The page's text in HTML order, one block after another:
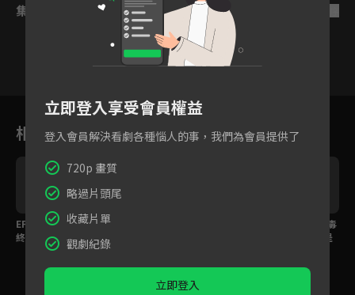
集數列表
33 34 35
相關花絮
EP37預告：劇情邁向最
終章，命運多舛張仲景
將被處死...
EP27預告：是誰痛下毒
手？太守大人是生還是
立即登入享受會員權益
登入會員解決看劇各種惱人的事，我們為會員提供了
720p 畫質
略過片頭尾
收藏片單
觀劇紀錄
立即登入